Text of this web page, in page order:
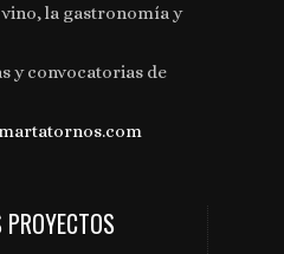
la gastronomía y
y convocatorias de